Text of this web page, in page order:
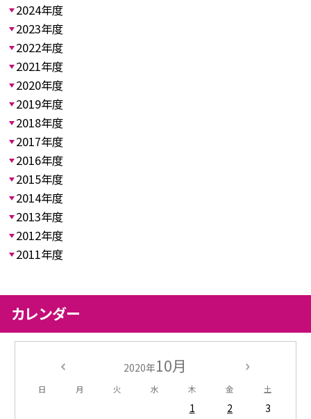
2024年度
2023年度
2022年度
2021年度
2020年度
2019年度
2018年度
2017年度
2016年度
2015年度
2014年度
2013年度
2012年度
2011年度
カレンダー
2020年10月
日 月 火 水 木 金 土
1 2
3